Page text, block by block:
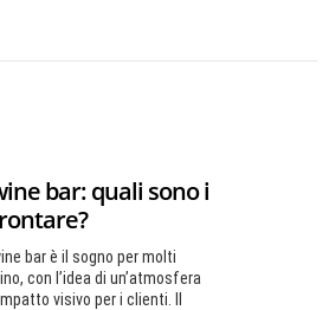
bar: quali sono i
bar è il sogno per molti
con l’idea di un’atmosfera
visivo per i clienti. Il